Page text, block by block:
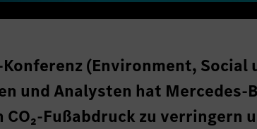
Konferenz (Environment, Social
und Analysten hat Mercedes-
Fußabdruck zu verringern